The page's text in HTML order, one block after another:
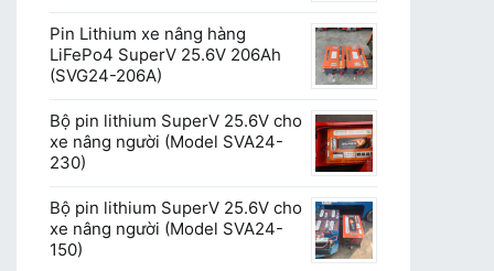
Pin Lithium xe nâng hàng
LiFePo4 SuperV 25.6V 206Ah
(SVG24-206A)
Bộ pin lithium SuperV 25.6V cho
xe nâng người (Model SVA24-
230)
Bộ pin lithium SuperV 25.6V cho
xe nâng người (Model SVA24-
150)